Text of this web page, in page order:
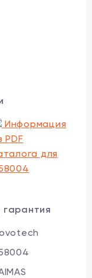
Информация
PDF
для
гарантия